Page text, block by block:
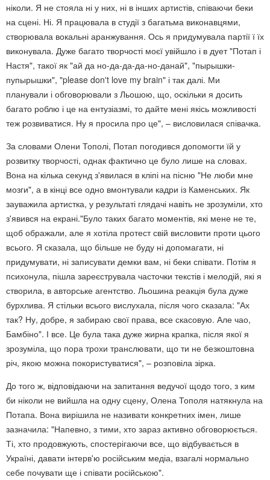
ніколи. Я не стояла ні у них, ні в інших артистів, співаючи беки
на сцені. Ні. Я працювала в студії з багатьма виконавцями,
створювала вокальні аранжування. Ось я придумувала партії ї їх
виконувала. Дуже багато творчості моєї увійшло і в дует "Потап і
Настя", такої як "ай да но-да-да-да-но-данай", "пырышки-
пупырышки", "please don't love my brain" і так далі. Ми
планували і обговорювали з Льошою, що, оскільки я досить
багато роблю і це на ентузіазмі, то дайте мені якісь можливості
теж розвиватися. Ну я просила про це", – висловилася співачка.
За словами Олени Тополі, Потап погодився допомогти їй у
розвитку творчості, однак фактично це було лише на словах.
Вона на кілька секунд з'явилася в кліпі на пісню "Не люби мне
мозги", а в кінці все одно вмонтували кадри із Каменських. Як
зауважила артистка, у результаті глядачі навіть не зрозуміли, хто
з'явився на екрані."Було таких багато моментів, які мене не те,
щоб ображали, але я хотіла протест свій висловити проти цього
всього. Я сказала, що більше не буду ні допомагати, ні
придумувати, ні записувати демки вам, ні беки співати. Потім я
психонула, пішла зареєструвала часточки текстів і мелодій, які я
створила, в авторське агентство. Льошина реакція була дуже
бурхлива. Я стільки всього вислухала, після чого сказала: "Ах
так? Ну, добре, я забираю свої права, все скасовую. Але чао,
Бамбіно". І все. Це була така дуже жирна крапка, після якої я
зрозуміла, що пора трохи транслювати, що ти не безкоштовна
річ, якою можна покористуватися", – розповіла зірка.
До того ж, відповідаючи на запитання ведучої щодо того, з ким
би ніколи не вийшла на одну сцену, Олена Тополя натякнула на
Потапа. Вона вирішила не називати конкретних імен, лише
зазначила: "Напевно, з тими, хто зараз активно обговорюється.
Ті, хто продовжують, спостерігаючи все, що відбувається в
Україні, давати інтерв'ю російським медіа, взагалі нормально
себе почувати ще і співати російською".